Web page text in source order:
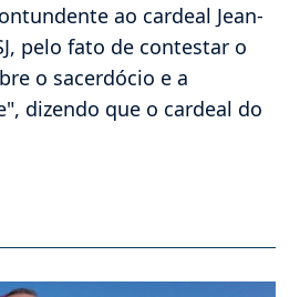
ao cardeal Jean-
pelo fato de contestar o
o sacerdócio e a
dizendo que o cardeal do